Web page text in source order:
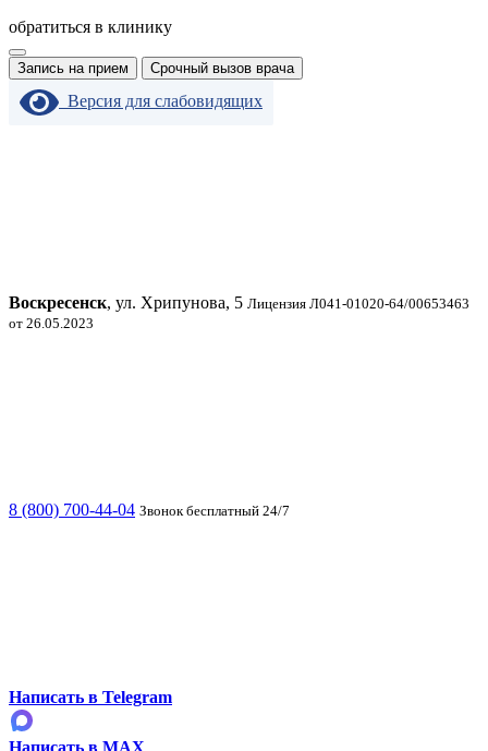
обратиться в клинику
Запись на прием Срочный вызов врача
Версия для слабовидящих
Воскресенск, ул. Хрипунова, 5 Лицензия Л041-01020-64/00653463
от 26.05.2023
8 (800) 700-44-04 Звонок бесплатный 24/7
Написать в Telegram
Написать в MAX